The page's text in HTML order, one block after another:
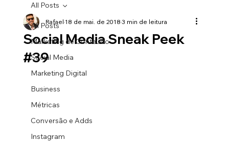
All Posts
Marketing de Conteúdo
Social Media
Marketing Digital
Business
Métricas
Conversão e Adds
Instagram
All Posts
Social Media Sneak Peek
#39
Rafael18 de mai. de 20183 min de leitura